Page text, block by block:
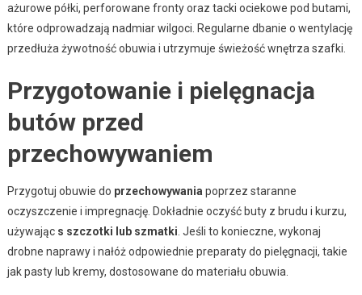
ażurowe półki, perforowane fronty oraz tacki ociekowe pod butami,
które odprowadzają nadmiar wilgoci. Regularne dbanie o wentylację
przedłuża żywotność obuwia i utrzymuje świeżość wnętrza szafki.
Przygotowanie i pielęgnacja
butów przed
przechowywaniem
Przygotuj obuwie do przechowywania poprzez staranne
oczyszczenie i impregnację. Dokładnie oczyść buty z brudu i kurzu,
używając s szczotki lub szmatki . Jeśli to konieczne, wykonaj
drobne naprawy i nałóż odpowiednie preparaty do pielęgnacji, takie
jak pasty lub kremy, dostosowane do materiału obuwia.